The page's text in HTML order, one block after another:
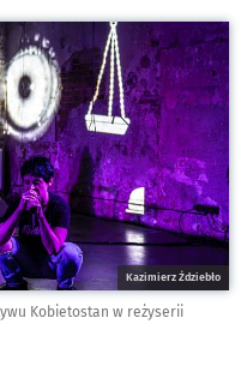
Kazimierz Ździebło
Kobietostan w reżyserii